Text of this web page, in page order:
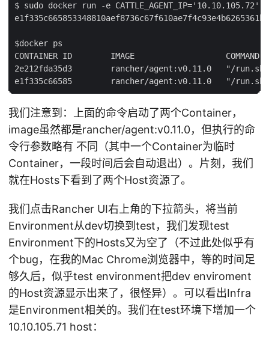
$ sudo docker run -e
$docker ps
CONTAINER ID        IMAGE
2e212fda35d3        rancher/agent:v0.11.0   "/
我们注意到：上面的命令启动了两个Container，
image虽然都是rancher/agent:v0.11.0，但执行的命
令行参数略有 不同（其中一个Container为临时
Container，一段时间后会自动退出）。片刻，我们
就在Hosts下看到了两个Host资源了。
我们点击Rancher UI右上角的下拉箭头，将当前
Environment从dev切换到test，我们发现test
Environment下的Hosts又为空了（不过此处似乎有
个bug，在我的Mac Chrome浏览器中，等的时间足
够久后，似乎test environment把dev enviroment
的Host资源显示出来了，很怪异）。可以看出Infra
是Environment相关的。我们在test环境下增加一个
10.10.105.71 host：